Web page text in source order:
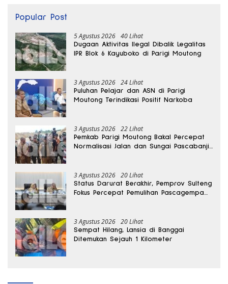
Popular Post
5 Agustus 2026 40 Lihat
Dugaan Aktivitas Ilegal Dibalik Legalitas
IPR Blok 6 Kayuboko di Parigi Moutong
3 Agustus 2026 24 Lihat
Puluhan Pelajar dan ASN di Parigi
Moutong Terindikasi Positif Narkoba
3 Agustus 2026 22 Lihat
Pemkab Parigi Moutong Bakal Percepat
Normalisasi Jalan dan Sungai Pascabanjir
3 Agustus 2026 20 Lihat
Status Darurat Berakhir, Pemprov Sulteng
Fokus Percepat Pemulihan Pascagempa
3 Agustus 2026 20 Lihat
Sempat Hilang, Lansia di Banggai
Ditemukan Sejauh 1 Kilometer